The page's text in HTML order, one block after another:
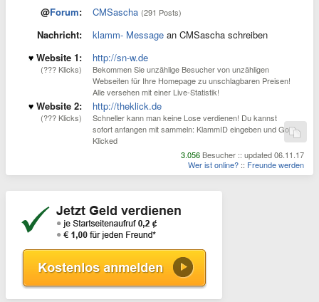
@Forum: CMSascha (291 Posts)
Nachricht: klamm- Message an CMSascha schreiben
Website 1:
(??? Klicks)
http://sn-w.de
Bekommen Sie unzählige Besucher von unzähligen
Webseiten für Ihre Homepage zu unschlagbaren Preisen!
Alle versehen mit einer Live-Statistik!
Website 2:
(??? Klicks)
http://theklick.de
Schneller kann man keine Lose verdienen! Du kannst
sofort anfangen mit sammeln: KlammID eingeben und Go
Klicked
3.056 Besucher :: updated 06.11.17
Wer ist online? :: Freunde werden